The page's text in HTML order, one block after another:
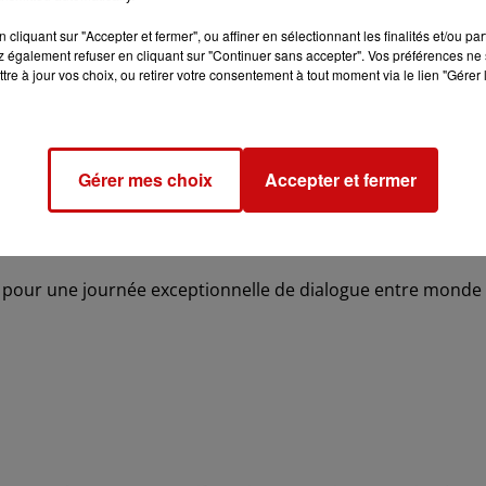
reçu pour signer le livre d'or et tenir un rapide discours
pas là pour parler mais pour le buffet » a plaisanté le
par la suite escorté jusqu'au PMC où s'est tenu le
à ses côtés pour une séance de questions-réponses
une journée exceptionnelle de dialogue entre monde
cliquant sur "Accepter et fermer", ou affiner en sélectionnant les finalités et/ou
également refuser en cliquant sur "Continuer sans accepter". Vos préférences
à jour vos choix, ou retirer votre consentement à tout moment via le lien
Gérer mes choix Accepter et fermer